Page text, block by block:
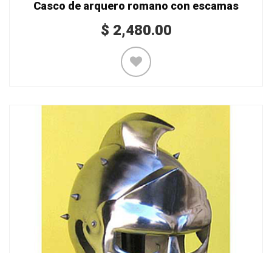
Casco de arquero romano con escamas
$ 2,480.00